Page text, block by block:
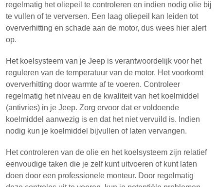
regelmatig het oliepeil te controleren en indien nodig olie bij
te vullen of te verversen. Een laag oliepeil kan leiden tot
oververhitting en schade aan de motor, dus wees hier alert
op.
Het koelsysteem van je Jeep is verantwoordelijk voor het
reguleren van de temperatuur van de motor. Het voorkomt
oververhitting door warmte af te voeren. Controleer
regelmatig het niveau en de kwaliteit van het koelmiddel
(antivries) in je Jeep. Zorg ervoor dat er voldoende
koelmiddel aanwezig is en dat het niet vervuild is. Indien
nodig kun je koelmiddel bijvullen of laten vervangen.
Het controleren van de olie en het koelsysteem zijn relatief
eenvoudige taken die je zelf kunt uitvoeren of kunt laten
doen door een professionele monteur. Door regelmatig